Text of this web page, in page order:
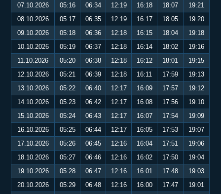
07.10.2026
05:16 06:34 12:19 16:18 18:07
19:21
08.10.2026
05:17 06:35 12:19 16:17 18:05
19:20
09.10.2026
05:18 06:36 12:18 16:15 18:04
19:18
10.10.2026
05:19 06:37 12:18 16:14 18:02
19:16
11.10.2026
05:20 06:38 12:18 16:12 18:01
19:15
12.10.2026
05:21 06:39 12:18 16:11 17:59
19:13
13.10.2026
05:22 06:40 12:17 16:09 17:57
19:12
14.10.2026
05:23 06:42 12:17 16:08 17:56
19:10
15.10.2026
05:24 06:43 12:17 16:07 17:54
19:09
16.10.2026
05:25 06:44 12:17 16:05 17:53
19:07
17.10.2026
05:26 06:45 12:16 16:04 17:51
19:06
18.10.2026
05:27 06:46 12:16 16:02 17:50
19:04
19.10.2026
05:28 06:47 12:16 16:01 17:48
19:03
20.10.2026
05:29 06:48 12:16 16:00 17:47
19:01